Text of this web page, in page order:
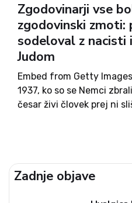
Zgodovinarji vse
zgodovinski zmoti:
sodeloval z nacisti
Judom
Embed from Getty
1937, ko so se Nemci
česar živi človek prej ni
Zadnje objave